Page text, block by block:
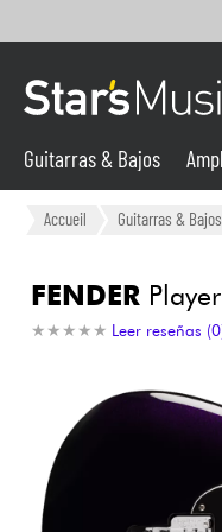
Guitarras &
Luces
Guitarras & Bajos
Accueil Guitarras & Bajos
FENDERPlayer
★ ★ ★ ★ ★
★ ★ ★ ★ ★ Leer reseñas